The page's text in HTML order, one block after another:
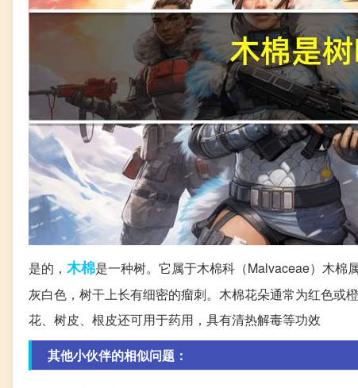
是的， 木棉是一种树。它属于木棉科（Malvaceae）木棉
灰白色，树干上长有细密的瘤刺。木棉花朵通常为红色或
花、树皮、根皮还可用于药用，具有清热解毒等功效
其他小伙伴的相似问题：